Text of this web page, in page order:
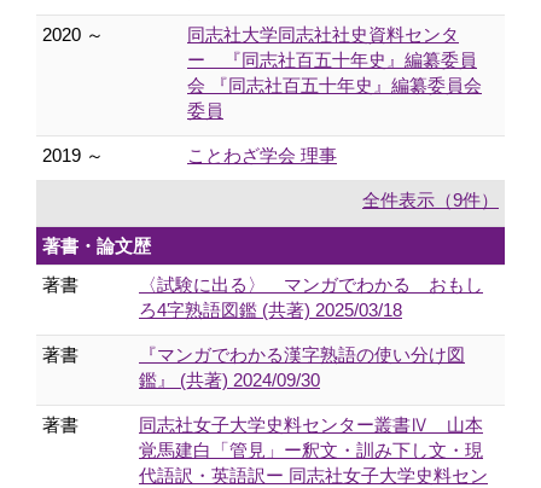
2020 ～
同志社大学同志社社史資料センタ
ー 『同志社百五十年史』編纂委員
会 『同志社百五十年史』編纂委員会
委員
2019 ～ ことわざ学会 理事
全件表示（9件）
著書・論文歴
著書
〈試験に出る〉 マンガでわかる おもし
ろ4字熟語図鑑 (共著) 2025/03/18
著書
『マンガでわかる漢字熟語の使い分け図
鑑』 (共著) 2024/09/30
著書
同志社女子大学史料センター叢書Ⅳ 山本
覚馬建白「管見」ー釈文・訓み下し文・現
代語訳・英語訳ー 同志社女子大学史料セン